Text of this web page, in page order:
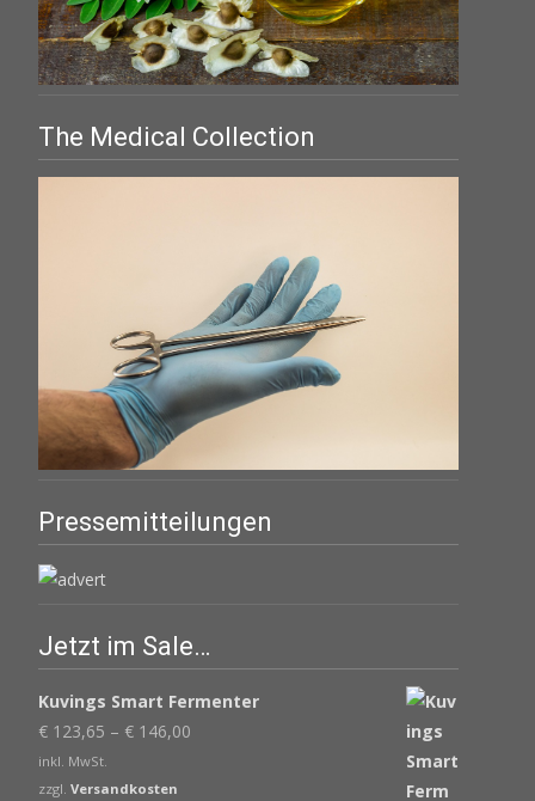
The Medical Collection
Pressemitteilungen
Jetzt im Sale…
Kuvings Smart Fermenter
€ 123,65 – € 146,00
inkl. MwSt.
zzgl. Versandkosten